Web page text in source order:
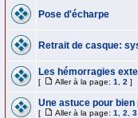
Pose d'écharpe
Retrait de casque:
Les hémorragies
[ Aller à la page: 1 2 ]
Une astuce pour
[ Aller à la page: 1 2 3